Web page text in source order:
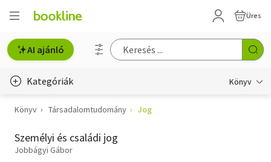
Üres
AI ajánló
Kategóriák Könyv
Életmód, egészség
Erotika
Könyv Társadalomtudomány Jog
Személyi és családi jog
Jobbágyi Gábor